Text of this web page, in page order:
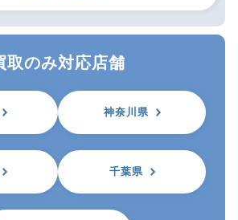
取のみ対応店舗
神奈川県
千葉県